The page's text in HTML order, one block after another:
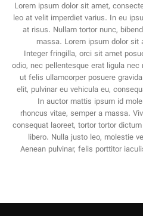
Lorem ipsum dolor sit amet,
leo at velit imperdiet varius. In eu
at risus. Nullam tortor nunc,
massa. Lorem ipsum dolor
Integer fringilla, orci sit amet
odio, nec pellentesque erat ligula
ut felis ullamcorper posuere
elit, pulvinar eu vehicula eu,
In auctor mattis ipsum id
rhoncus vitae, semper a massa.
consequat laoreet, tortor tortor
libero. Nulla justo leo, molestie
Aenean pulvinar, felis porttitor